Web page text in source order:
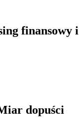
finansowy i
dopuści